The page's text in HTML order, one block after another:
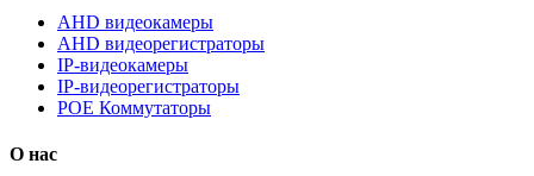
AHD видеокамеры
AHD видеорегистраторы
IP-видеокамеры
IP-видеорегистраторы
POE Коммутаторы
О нас